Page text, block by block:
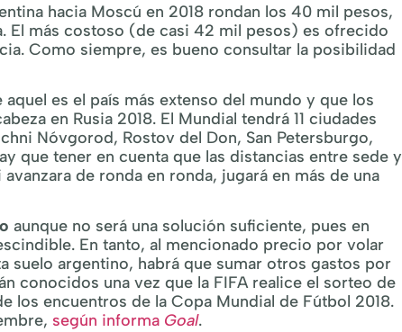
hacia Moscú en 2018 rondan los 40 mil pesos,
El más costoso (de casi 42 mil pesos) es ofrecido
Como siempre, es bueno consultar la posibilidad
es el país más extenso del mundo y que los
en Rusia 2018. El Mundial tendrá 11 ciudades
Nóvgorod, Rostov del Don, San Petersburgo,
que tener en cuenta que las distancias entre sede y
de ronda en ronda, jugará en más de una
aunque no será una solución suficiente, pues en
En tanto, al mencionado precio por volar
suelo argentino, habrá que sumar otros gastos por
conocidos una vez que la FIFA realice el sorteo de
los encuentros de la Copa Mundial de Fútbol 2018.
según informa Goal.